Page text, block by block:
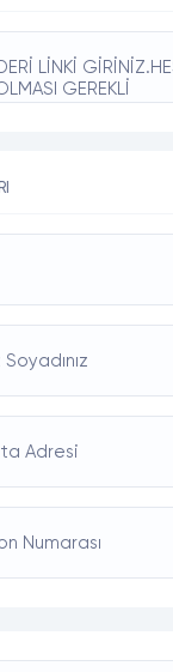
LİNKİ
GEREKLİ
Soyadınız
Adresi
Numarası